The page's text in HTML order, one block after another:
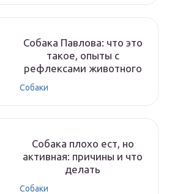
Собака Павлова: что это
такое, опыты с
рефлексами животного
Собаки
Собака плохо ест, но
активная: причины и что
делать
Собаки